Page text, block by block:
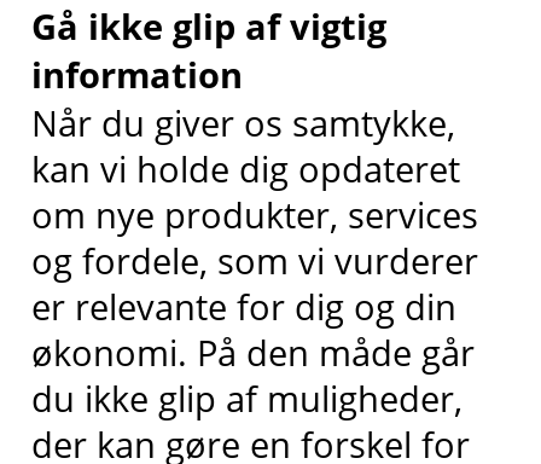
Gå ikke glip af vigtig
information
Når du giver os samtykke,
kan vi holde dig opdateret
om nye produkter, services
og fordele, som vi vurderer
er relevante for dig og din
økonomi. På den måde går
du ikke glip af muligheder,
der kan gøre en forskel for